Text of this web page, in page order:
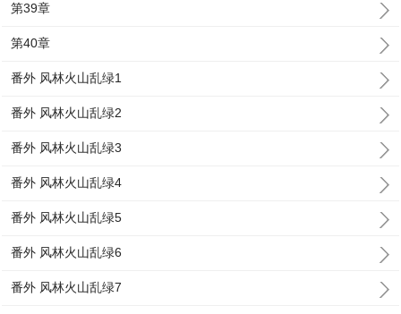
第39章
第40章
番外 风林火山乱绿1
番外 风林火山乱绿2
番外 风林火山乱绿3
番外 风林火山乱绿4
番外 风林火山乱绿5
番外 风林火山乱绿6
番外 风林火山乱绿7